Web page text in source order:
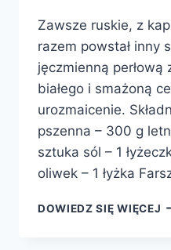
Zawsze ruskie, z
razem powstał inny
jęczmienną
białego i smażoną
urozmaicenie.
pszenna – 300 g
sztuka sól – 1
oliwek – 1 łyżka
DOWIEDZ SIĘ WIĘCEJ